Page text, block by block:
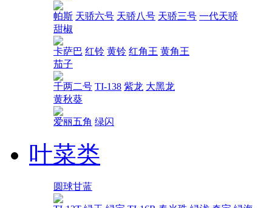
帕斯 天骄六号 天骄八号 天骄三号 一代天骄
甜椒
卡萨巴 红铃 黄铃 红角王 黄角王
茄子
千两二号 TI-138 紫龙 大黑龙
黄秋葵
爱丽五角 绿闪
叶菜类
圆球甘蓝